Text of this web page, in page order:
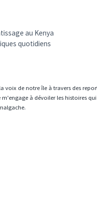
au Kenya
quotidiens
voix de notre île à travers des
à dévoiler les histoires qui